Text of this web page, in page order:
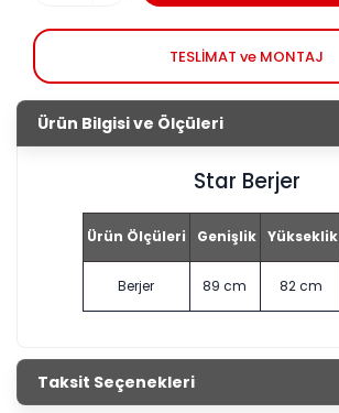
TESLİMAT ve MONTAJ
Ürün Bilgisi ve Ölçüleri
Star Berjer
Ürün Ölçüleri Genişlik Yükseklik
Berjer 89 cm 82 cm
Taksit Seçenekleri